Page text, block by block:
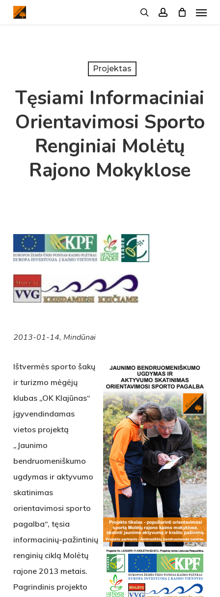
Skip
Menu
Projektas
Tęsiami Informaciniai
Orientavimosi Sporto
Renginiai Molėtų
Rajono Mokyklose
2013-01-14, Mindūnai
Ištvermės sporto šakų
ir turizmo mėgėjų
klubas „OK Klajūnas“
įgyvendindamas
vietos projektą
„Jaunimo
bendruomeniškumo
ugdymas ir aktyvumo
skatinimas
orientavimosi sporto
pagalba“, tęsia
informacinių-pažintinių
renginių ciklą Molėtų
rajone 2013 metais.
Pagrindinis projekto